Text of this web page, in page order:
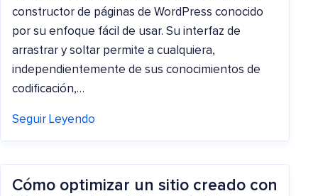
constructor de páginas de WordPress conocido
por su enfoque fácil de usar. Su interfaz de
arrastrar y soltar permite a cualquiera,
independientemente de sus conocimientos de
codificación,…
Seguir Leyendo
Cómo optimizar un sitio creado con